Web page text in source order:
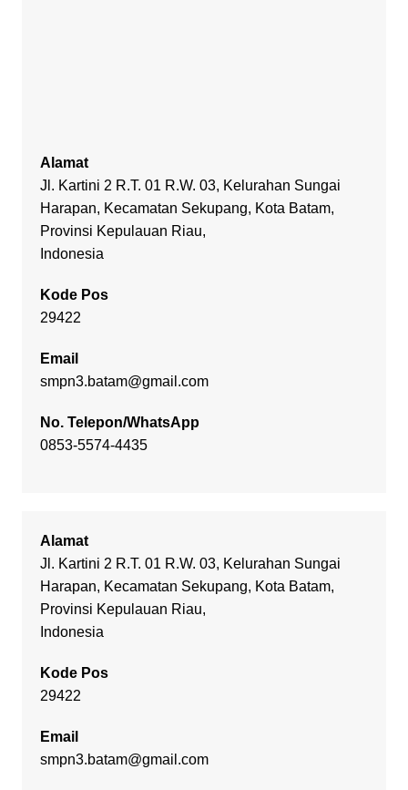
Alamat
Jl. Kartini 2 R.T. 01 R.W. 03, Kelurahan Sungai
Harapan, Kecamatan Sekupang, Kota Batam,
Provinsi Kepulauan Riau,
Indonesia
Kode Pos
29422
Email
smpn3.batam@gmail.com
No. Telepon/WhatsApp
0853-5574-4435
Alamat
Jl. Kartini 2 R.T. 01 R.W. 03, Kelurahan Sungai
Harapan, Kecamatan Sekupang, Kota Batam,
Provinsi Kepulauan Riau,
Indonesia
Kode Pos
29422
Email
smpn3.batam@gmail.com